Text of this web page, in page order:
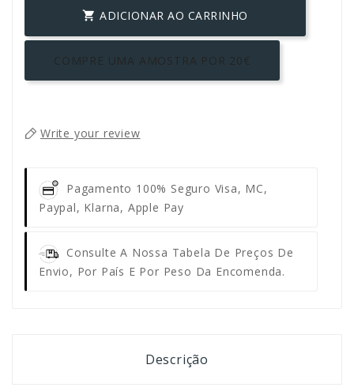
 ADICIONAR AO CARRINHO
COMPRE UMA AMOSTRA POR 20€
Write your review
Pagamento 100% Seguro Visa, MC,
Paypal, Klarna, Apple Pay
Consulte A Nossa Tabela De Preços De
Envio, Por País E Por Peso Da Encomenda.
Descrição